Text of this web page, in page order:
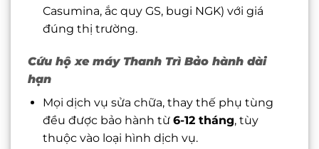
Casumina, ắc quy GS, bugi NGK) với giá
đúng thị trường.
Cứu hộ xe máy Thanh Trì Bảo hành dài
hạn
Mọi dịch vụ sửa chữa, thay thế phụ tùng
đều được bảo hành từ 6-12 tháng, tùy
thuộc vào loại hình dịch vụ.